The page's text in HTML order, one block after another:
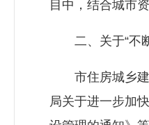
目中，结合城市
二、关于“不断
市住房城乡建
局关于进一步加